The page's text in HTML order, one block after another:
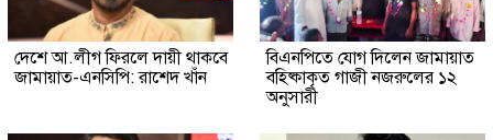
দেশে আ.লীগ ফিরলে দায়ী থাকবে
জামায়াত-এনসিপি: রাশেদ খাঁন
বিএনপিতে যোগ দিলেন জামায়াত
বহিষ্কাকৃত গাজী নজরুলের ১২
অনুসারী